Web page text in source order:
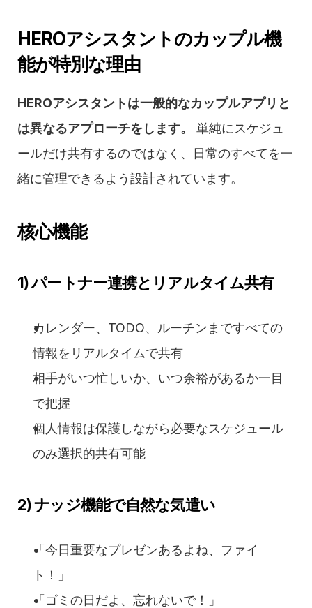
HEROアシスタントのカップル機
能が特別な理由
HEROアシスタントは一般的なカップルアプリと
は異なるアプローチをします。
単純にスケジュ
ールだけ共有するのではなく、日常のすべてを一
緒に管理できるよう設計されています。
核心機能
1) パートナー連携とリアルタイム共有
カレンダー、TODO、ルーチンまですべての
情報をリアルタイムで共有
相手がいつ忙しいか、いつ余裕があるか一目
で把握
個人情報は保護しながら必要なスケジュール
のみ選択的共有可能
2) ナッジ機能で自然な気遣い
「今日重要なプレゼンあるよね、ファイ
ト！」
「ゴミの日だよ、忘れないで！」